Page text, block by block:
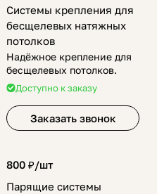
Системы крепления для
бесщелевых натяжных
потолков
Надёжное крепление для
бесщелевых потолков.
Доступно к заказу
Заказать звонок
800 ₽/шт
Парящие системы